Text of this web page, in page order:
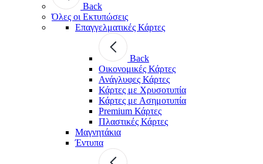
Back
Όλες οι Εκτυπώσεις
Επαγγελματικές Κάρτες
Back
Οικονομικές Κάρτες
Ανάγλυφες Κάρτες
Κάρτες με Χρυσοτυπία
Κάρτες με Ασημοτυπία
Premium Κάρτες
Πλαστικές Κάρτες
Μαγνητάκια
Έντυπα